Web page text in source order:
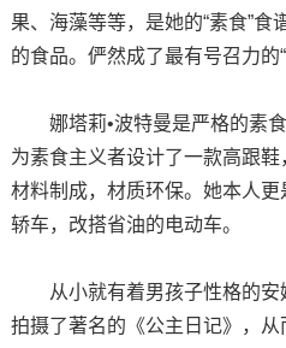
果、海藻等等，是她的“素食”食
的食品。俨然成了最有号召力的“
娜塔莉•波特曼是严格的素
为素食主义者设计了一款高跟
材料制成，材质环保。她本人
轿车，改搭省油的电动车。
从小就有着男孩子性格的安
拍摄了著名的《公主日记》，